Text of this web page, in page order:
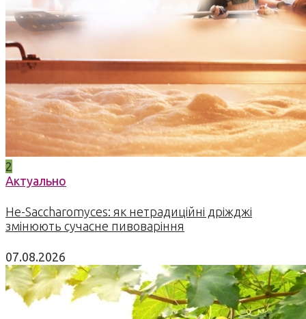
2
Актуально
Не-Saccharomyces: як нетрадиційні дріжджі
змінюють сучасне пивоваріння
07.08.2026